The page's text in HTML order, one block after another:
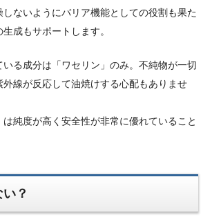
しないようにバリア機能としての役割も果た
成もサポートします。
いる成分は「ワセリン」のみ。不純物が一切
外線が反応して油焼けする心配もありませ
純度が高く安全性が非常に優れていること
？